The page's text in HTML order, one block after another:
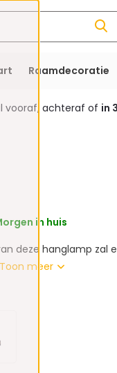
Raamdecoratie
vooraf, achteraf of in
in huis
deze hanglamp zal
Toon meer